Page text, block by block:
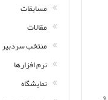
و
مسابقات
مقالات
منتخب سردبیر
نرم افزارها
نمایشگاه